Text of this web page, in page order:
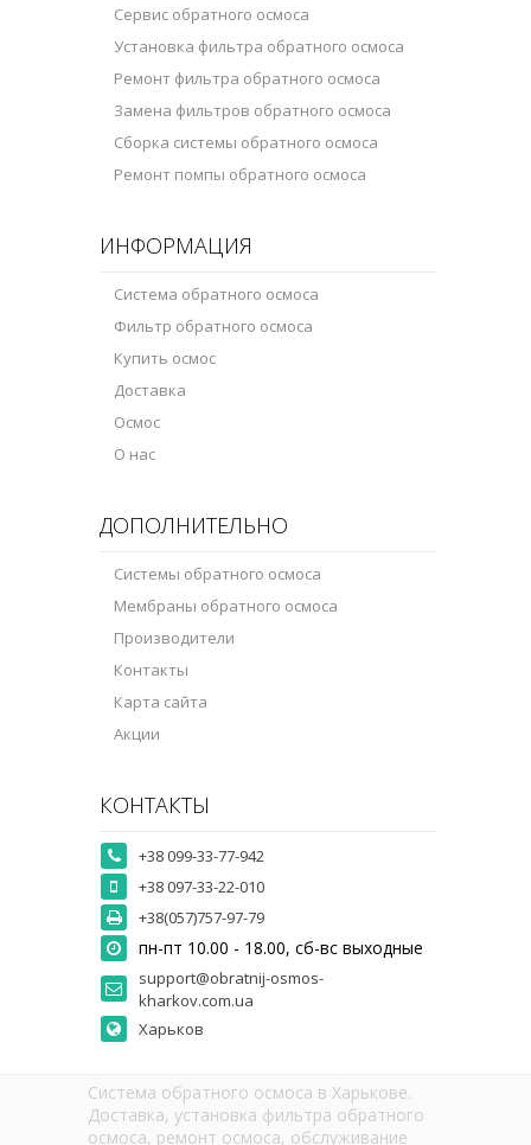
Сервис обратного осмоса
Установка фильтра обратного осмоса
Ремонт фильтра обратного осмоса
Замена фильтров обратного осмоса
Сборка системы обратного осмоса
Ремонт помпы обратного осмоса
ИНФОРМАЦИЯ
Система обратного осмоса
Фильтр обратного осмоса
Купить осмос
Доставка
Осмос
О нас
ДОПОЛНИТЕЛЬНО
Системы обратного осмоса
Мембраны обратного осмоса
Производители
Контакты
Карта сайта
Акции
КОНТАКТЫ
+38 099-33-77-942
+38 097-33-22-010
+38(057)757-97-79
пн-пт 10.00 - 18.00, сб-вс выходные
support@obratnij-osmos-
kharkov.com.ua
Харьков
Система обратного осмоса в Харькове.
Доставка, установка фильтра обратного
осмоса, ремонт осмоса, обслуживание